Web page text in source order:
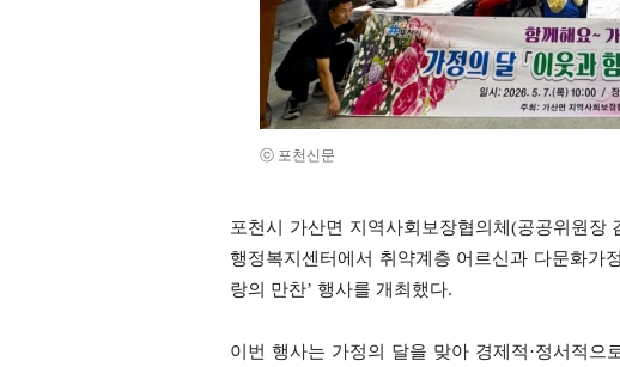
ⓒ 포천신문
포천시 가산면 지역사회보장협의체(공공위원장
행정복지센터에서 취약계층 어르신과 다문화가
랑의 만찬’ 행사를 개최했다.
이번 행사는 가정의 달을 맞아 경제적·정서적